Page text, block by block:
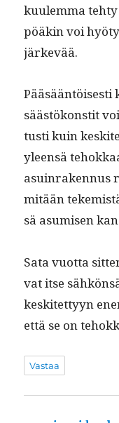
kuulem­ma
pöäkin voi
järkevää.
säästökon­stit
tusti kuin
yleen­sä
asuin­raken­nus
mitään
sä asumisen
Sata vuot­ta
vat itse
keskitet­tyyn
että se on
Vastaa